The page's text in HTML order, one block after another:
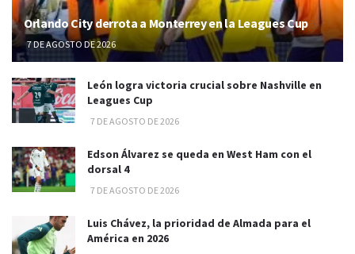
Orlando City derrota a Monterrey en la Leagues Cup
7 DE AGOSTO DE 2026
León logra victoria crucial sobre Nashville en
Leagues Cup
7 DE AGOSTO DE 2026
Edson Álvarez se queda en West Ham con el
dorsal 4
7 DE AGOSTO DE 2026
Luis Chávez, la prioridad de Almada para el
América en 2026